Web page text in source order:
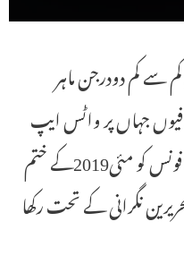
سے کم دودرجن ماہر
جہاں پر واٹس ایپ
کے ذریعہ رابطہ کیاگیاہے کہ ان کے فونس کو مئی2019کے ختم
نگرانی کے تحت رکھا